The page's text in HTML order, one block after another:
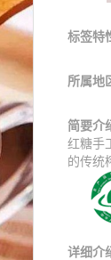
标签特
所属地
简要介
红糖手
的传统
详细介